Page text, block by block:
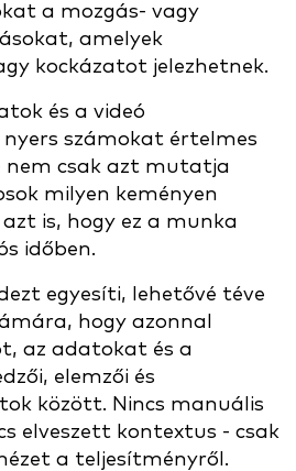
a mozgás- vagy
amelyek
kockázatot jelezhetnek.
és a videó
nyers számokat értelmes
nem csak azt mutatja
milyen keményen
is, hogy ez a munka
időben.
egyesíti, lehetővé téve
hogy azonnal
az adatokat és a
elemzői és
között. Nincs manuális
elveszett kontextus - csak
a teljesítményről.